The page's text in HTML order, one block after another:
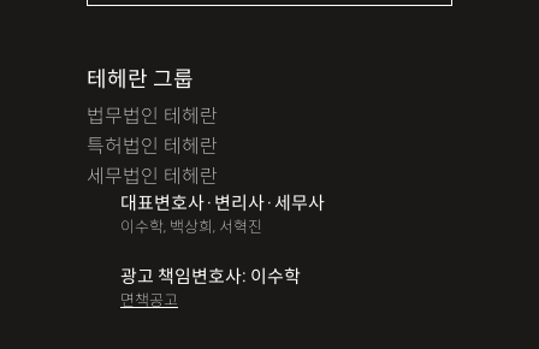
테헤란 그룹
법무법인 테헤란
특허법인 테헤란
세무법인 테헤란
대표변호사·변리사·세무사
이수학, 백상희, 서혁진
광고 책임변호사: 이수학
면책공고